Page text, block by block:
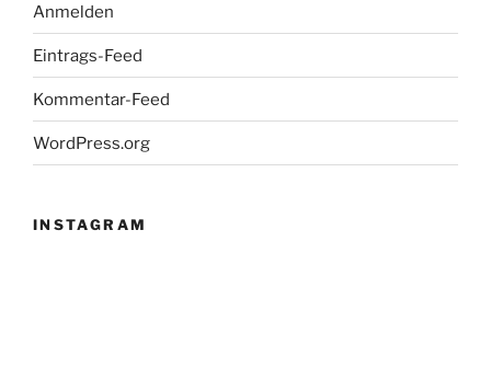
Anmelden
Eintrags-Feed
Kommentar-Feed
WordPress.org
INSTAGRAM